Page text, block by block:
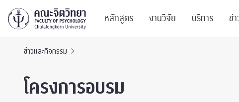
หลักสูตร งานวิจัย บริการ ข่
ข่าวและกิจกรรม
โครงการอบรม